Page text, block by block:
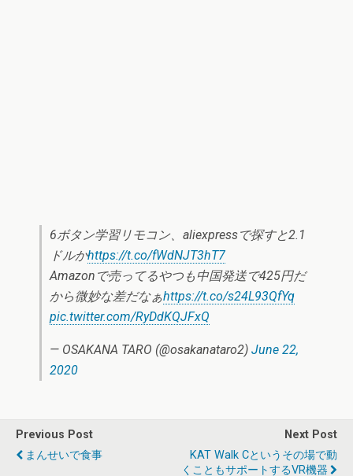
6ボタン学習リモコン、aliexpressで探すと2.1
ドルかhttps://t.co/fWdNJT3hT7
Amazonで売ってるやつも中国発送で425円だ
から微妙な差だなぁhttps://t.co/s24L93QfYq
pic.twitter.com/RyDdKQJFxQ
— OSAKANA TARO (@osakanataro2) June 22,
2020
Previous Post
まんせいで食事
Next Post
KAT Walk Cというその場で動
くこともサポートするVR機器